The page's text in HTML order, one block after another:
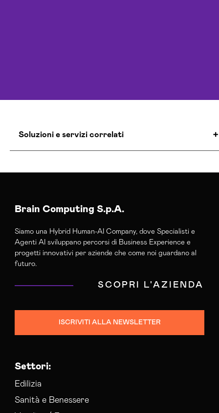
Soluzioni e servizi correlati
Agenzia Google Partner Parma
Agenzia Social Media Marketing Parma
Agenzia Web Marketing Parma
Campagne Adv Social Parma
Campagne Display Advertising Parma
Gestione Campagne Google Ads Parma
Gestione Social Media Parma
Brain Computing S.p.A.
Siamo una Hybrid Human-AI Company, dove Specialisti e
Agenti AI sviluppano percorsi di Business Experience e
progetti innovativi per aziende che come noi guardano al
futuro.
SCOPRI L'AZIENDA
ISCRIVITI ALLA NEWSLETTER
Settori:
Edilizia
Sanità e Benessere